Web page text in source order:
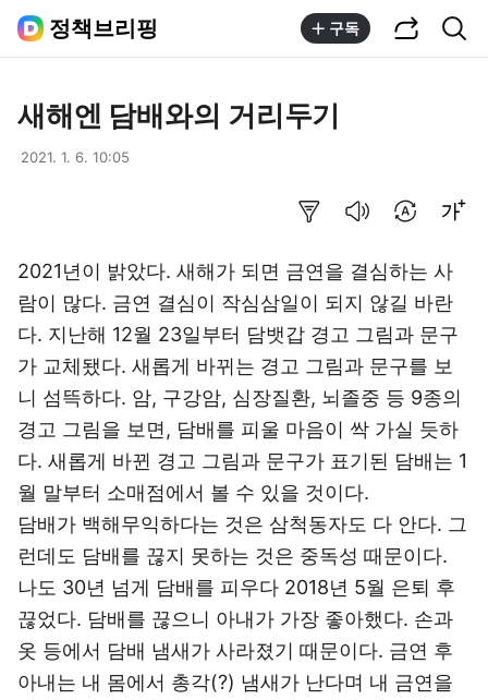
정책브리핑 구독
새해엔 담배와의 거리두기
2021. 1. 6. 10:05
2021년이 밝았다. 새해가 되면 금연을 결심하는 사
람이 많다. 금연 결심이 작심삼일이 되지 않길 바란
다. 지난해 12월 23일부터 담뱃갑 경고 그림과 문구
가 교체됐다. 새롭게 바뀌는 경고 그림과 문구를 보
니 섬뜩하다. 암, 구강암, 심장질환, 뇌졸중 등 9종의
경고 그림을 보면, 담배를 피울 마음이 싹 가실 듯하
다. 새롭게 바뀐 경고 그림과 문구가 표기된 담배는 1
월 말부터 소매점에서 볼 수 있을 것이다.
담배가 백해무익하다는 것은 삼척동자도 다 안다. 그
런데도 담배를 끊지 못하는 것은 중독성 때문이다.
나도 30년 넘게 담배를 피우다 2018년 5월 은퇴 후
끊었다. 담배를 끊으니 아내가 가장 좋아했다. 손과
옷 등에서 담배 냄새가 사라졌기 때문이다. 금연 후
아내는 내 몸에서 총각(?) 냄새가 난다며 내 금연을